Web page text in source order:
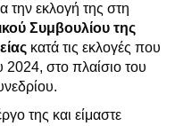
την εκλογή της στη
Συμβουλίου της
κατά τις εκλογές που
2024, στο πλαίσιο του
της και είμαστε